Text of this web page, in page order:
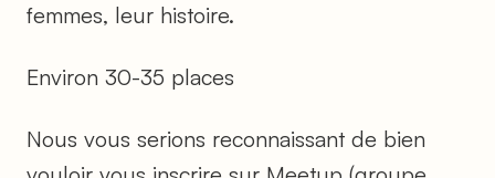
femmes, leur histoire.
Environ 30-35 places
Nous vous serions reconnaissant de bien